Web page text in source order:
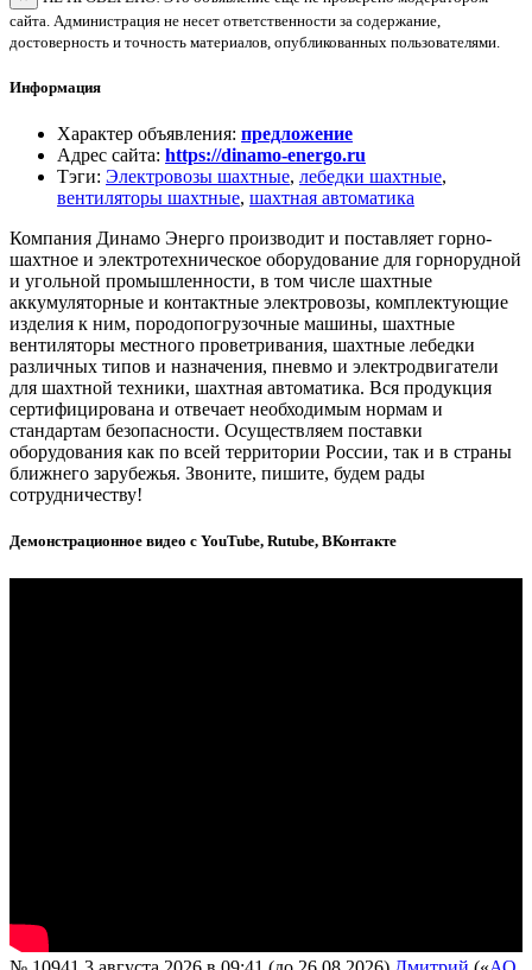
сайта. Администрация не несет ответственности за содержание,
достоверность и точность материалов, опубликованных пользователями.
Информация
Характер объявления: предложение
Адрес сайта: https://dinamo-energo.ru
Тэги: Электровозы шахтные, лебедки шахтные,
вентиляторы шахтные, шахтная автоматика
Компания Динамо Энерго производит и поставляет горно-
шахтное и электротехническое оборудование для горнорудной
и угольной промышленности, в том числе шахтные
аккумуляторные и контактные электровозы, комплектующие
изделия к ним, породопогрузочные машины, шахтные
вентиляторы местного проветривания, шахтные лебедки
различных типов и назначения, пневмо и электродвигатели
для шахтной техники, шахтная автоматика. Вся продукция
сертифицирована и отвечает необходимым нормам и
стандартам безопасности. Осуществляем поставки
оборудования как по всей территории России, так и в страны
ближнего зарубежья. Звоните, пишите, будем рады
сотрудничеству!
Демонстрационное видео с YouTube, Rutube, ВКонтакте